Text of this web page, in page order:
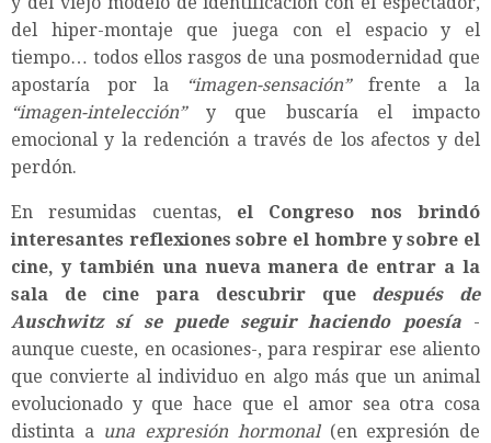
del hiper-montaje que juega con el espacio y el
tiempo… todos ellos rasgos de una posmodernidad que
apostaría por la
“imagen-sensación”frente a la
“imagen-intelección”y que buscaría el impacto
emocional y la redención a través de los afectos y del
perdón.
En resumidas cuentas, el Congreso nos brindó
interesantes reflexiones sobre el hombre y sobre el
cine, y también una nueva manera de entrar a la
sala de cine para descubrir que después de
Auschwitz sí se puede seguir haciendo poesía-
aunque cueste, en ocasiones-, para respirar ese aliento
que convierte al individuo en algo más que un animal
evolucionado y que hace que el amor sea otra cosa
distinta a una expresión hormonal(en expresión de